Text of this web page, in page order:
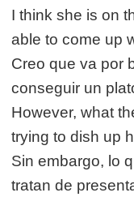
I think she is on
able to come up
Creo que va por
conseguir un
However, what
trying to dish up
Sin embargo, lo
tratan de